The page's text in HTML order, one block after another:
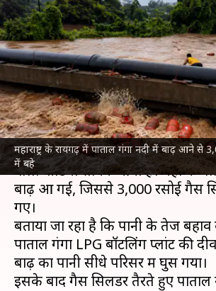
महाराष्ट्र के रायगढ़ में पाताल गंगा नदी में बाढ़ आने से
में बहे
महाराष्ट्र के रायगढ़ में
में आई बाढ़, 3,000 गैस
में बहे
लेखन गजेंद्र Jul 09, 2026 01:42 pm
क्या है खबर?
महाराष्ट्रके रायगढ़ में भारी बारिश के
वाला वीडियो सामने आया है। यहां के
बाढ़ आ गई, जिससे 3,000 रसोई गैस
गए।
बताया जा रहा है कि पानी के तेज
पाताल गंगा LPG बॉटलिंग प्लांट की
बाढ़ का पानी सीधे परिसर में घुस गया।
इसके बाद गैस सिलेंडर तैरते हुए पाताल